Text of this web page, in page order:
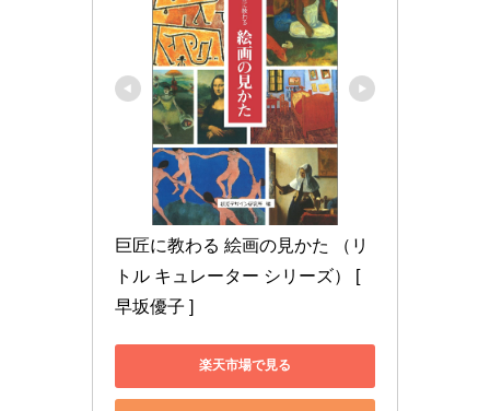
巨匠に教わる 絵画の見かた （リ
トル キュレーター シリーズ） [
早坂優子 ]
楽天市場で見る